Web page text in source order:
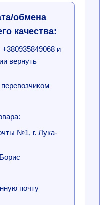
обмена
качества:
и
вернуть
№1, г. Лука-
почту